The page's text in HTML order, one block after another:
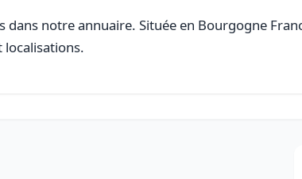
dans notre annuaire. Située en Bourgogne
localisations.